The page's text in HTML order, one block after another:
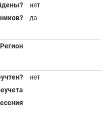
нет
да
Регион
нет